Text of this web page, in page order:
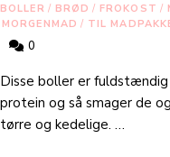
BOLLER / BRØD / FROKOST /
MORGENMAD / TIL
0
Disse boller er
protein og så smager de
tørre og kedelige. …